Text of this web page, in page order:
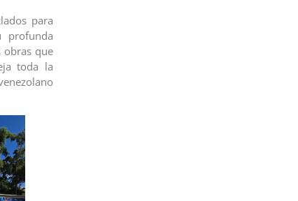
para
profunda
obras que
toda la